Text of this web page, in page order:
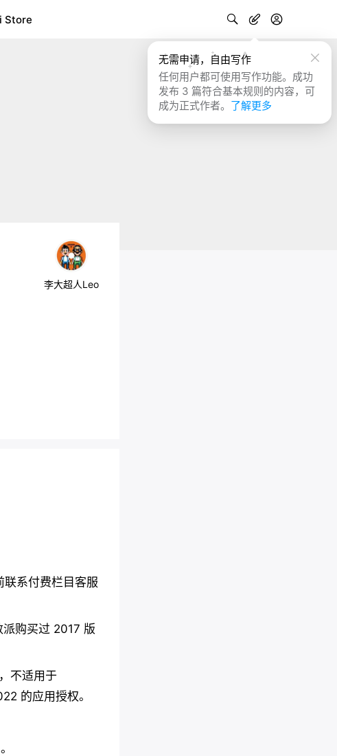
Store
无需申请，自由写作
任何用户都可使用写作功能。成功
发布 3 篇符合基本规则的内容，可
成为正式作者。 了解更多
李大超人Leo
系付费栏目客服
购买过 2017 版
不适用于
的应用授权。